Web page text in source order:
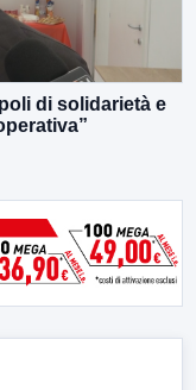
di solidarietà e